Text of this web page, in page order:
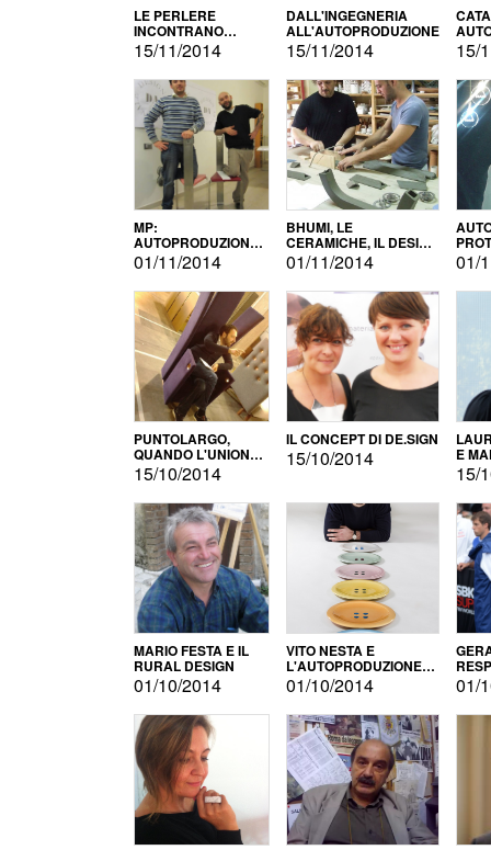
LE PERLERE
INCONTRANO
L'AUTOPRODUZIONE
15/11/2014
DALL'INGEGNERIA
ALL'AUTOPRODUZIONE
15/11/2014 15/
MP:
AUTOPRODUZIONE
E INNOVAZIONE
01/11/2014
BHUMI, LE
CERAMICHE, IL DESIGN
E L'AUTOPRODUZIONE
01/11/2014 01/
PUNTOLARGO,
QUANDO L'UNIONE
FA LA FORZA E
VINCE
15/10/2014
IL CONCEPT DI DE.SIGN
15/10/2014 E
15/
MARIO FESTA E IL
RURAL DESIGN
01/10/2014
VITO NESTA E
L'AUTOPRODUZIONE
COME RECUPERO DEI
SIMBOLI
01/10/2014 01/